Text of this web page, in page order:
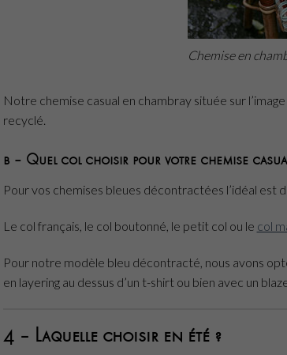
Chemise en
Notre chemise casual en chambray située sur
recyclé.
b – Quel col choisir pour votre chemise
Pour vos chemises bleues décontractées l’idéal est
Le col français, le col boutonné, le petit col ou le col
Pour notre modèle bleu décontracté, nous avons
en layering au dessus d’un t-shirt ou bien avec un
4 – Laquelle choisir en été ?